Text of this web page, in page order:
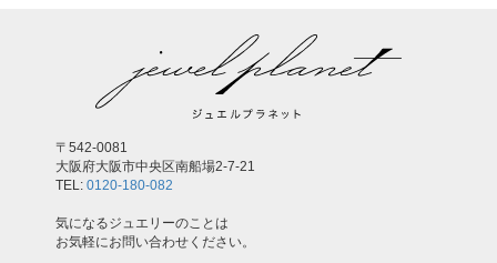
〒542-0081
大阪府大阪市中央区南船場2-7-21
TEL: 0120-180-082
気になるジュエリーのことは
お気軽にお問い合わせください。